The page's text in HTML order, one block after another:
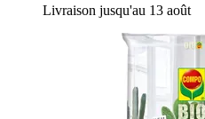
Livraison jusqu'au 13 août